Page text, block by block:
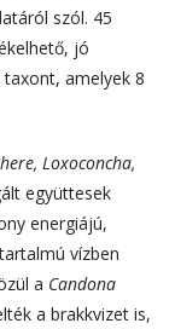
szól. 45
jó
amelyek 8
Loxoconcha,
együttesek
energiájú,
vízben
a Candona
a brakkvizet is,